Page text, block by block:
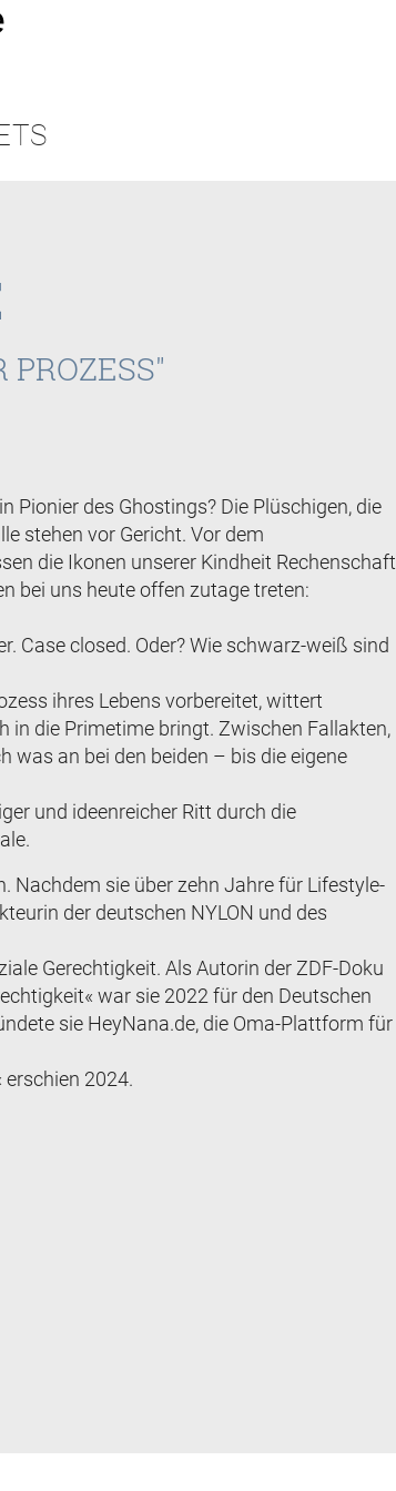
PROZESS"
Pionier des Ghostings? Die Plüschigen, die
stehen vor Gericht. Vor dem
die Ikonen unserer Kindheit Rechenschaft
bei uns heute offen zutage treten:
Case closed. Oder? Wie schwarz-weiß sind
ihres Lebens vorbereitet, wittert
in die Primetime bringt. Zwischen Fallakten,
was an bei den beiden – bis die eigene
und ideenreicher Ritt durch die
Nachdem sie über zehn Jahre für Lifestyle-
der deutschen NYLON und des
Gerechtigkeit. Als Autorin der ZDF-Doku
war sie 2022 für den Deutschen
sie HeyNana.de, die Oma-Plattform für
erschien 2024.